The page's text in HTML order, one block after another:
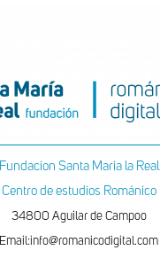
Fundacion Santa Maria la Real
Centro de estudios Románico
34800 Aguilar de Campoo
Email:info@romanicodigital.com